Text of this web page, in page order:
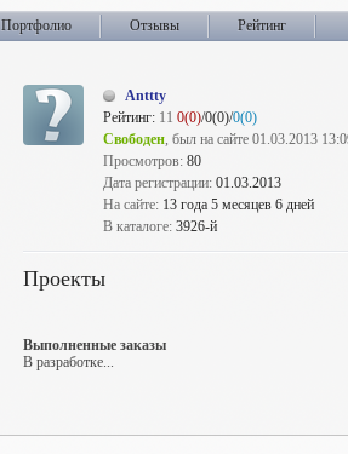
Портфолио Отзывы Рейтинг
Anttty
Рейтинг: 11 0(0)/0(0)/0(0)
Свободен, был на сайте 01.03.2013
Просмотров: 80
Дата регистрации: 01.03.2013
На сайте: 13 года 5 месяцев 6 дней
В каталоге: 3926-й
Проекты
Выполненные заказы
В разработке...